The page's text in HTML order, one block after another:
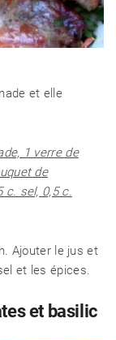
et elle
1 verre de
de
c. sel, 0,5 c.
Ajouter le jus et
et les épices.
et basilic